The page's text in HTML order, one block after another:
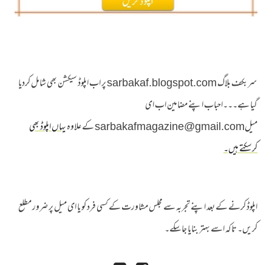
سربکف بلاگ sarbakaf.blogspot.com پر اب اپلوڈ سیکشن بھی شامل کردیا
گیا ہے۔۔۔احباب اپنے مضامین اب ای
میلsarbakafmagazine@gmail.com کے علاوہ
یہاں اپلوڈ بھی
کرسکتے ہیں۔
اپلوڈ کرنے کے بعد اپنے تجربہ سے مجلس مشاورت کے کسی فرد کو یا ای میل پر ضرور مطلع
کریں۔ تاکہ اسے بہتر بنایا جاسکے۔